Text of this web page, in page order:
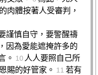
肉體按著人受審判，
謹慎自守，要警醒禱
因為愛能遮掩許多的
。 10 人人要照自己所
賜的好管家。 11 若有